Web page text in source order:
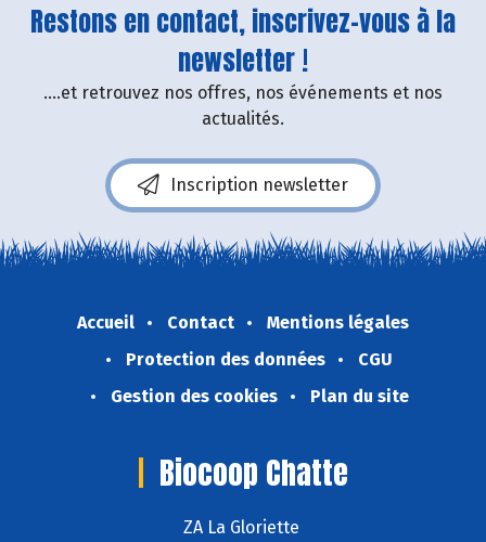
Restons en contact, inscrivez-vous à la
newsletter !
....et retrouvez nos offres, nos événements et nos
actualités.
Inscription newsletter
Accueil Contact
Mentions légales
Protection des données
CGU
Gestion des cookies
Plan du site
Biocoop Chatte
ZA La Gloriette